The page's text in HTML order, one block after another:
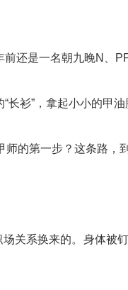
还是一名朝九晚N、
衫”，拿起小小的甲
的第一步？这条路，
关系换来的。身体被